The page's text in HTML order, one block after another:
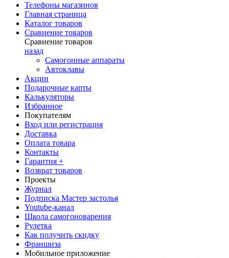
Телефоны магазинов
Главная страница
Каталог товаров
Сравнение товаров
Сравнение товаров
назад
Самогонные аппараты
Автоклавы
Акции
Подарочные карты
Калькуляторы
Избранное
Покупателям
Вход или регистрация
Доставка
Оплата товара
Контакты
Гарантия +
Возврат товаров
Проекты
Журнал
Подписка Мастер застолья
Youtube-канал
Школа самогоноварения
Рулетка
Как получить скидку
Франшиза
Мобильное приложение